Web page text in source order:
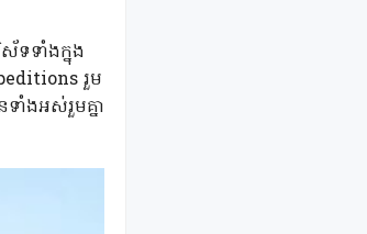
ទទាំងក្នុង
រួម
ាំងអស់រួមគ្នា